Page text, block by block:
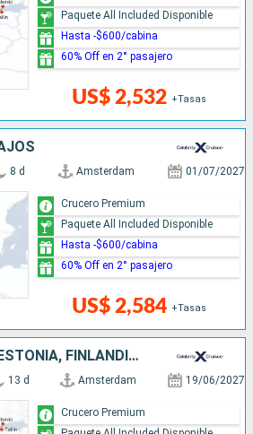
US$ 2,532 +Tasas
Paquete All Included Disponible
Hasta -$600/cabina
60% Off en 2° pasajero
8 d Amsterdam 01/07/2027
US$ 2,584 +Tasas
Crucero Premium
Paquete All Included Disponible
Hasta -$600/cabina
60% Off en 2° pasajero
ALEMANIA, SUECIA, ESTONIA, FINLANDIA, DINAMARCA, PAISES BAJOS
13 d Amsterdam 19/06/2027
Crucero Premium